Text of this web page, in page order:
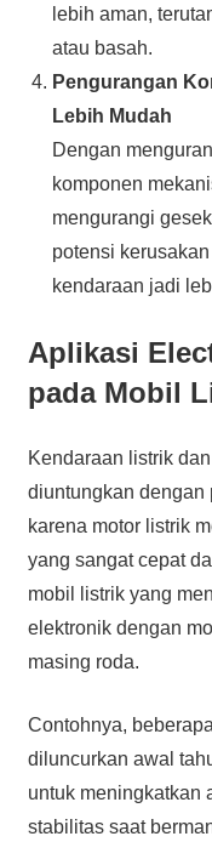
lebih aman,
atau basah.
Pengurangan
Lebih Mudah
Dengan
komponen
mengurangi
potensi
kendaraan jadi
Aplikasi
pada Mobil
Kendaraan listrik
diuntungkan dengan
karena motor listrik
yang sangat cepat
mobil listrik yang
elektronik dengan
masing roda.
Contohnya,
diluncurkan awal
untuk meningkatkan
stabilitas saat